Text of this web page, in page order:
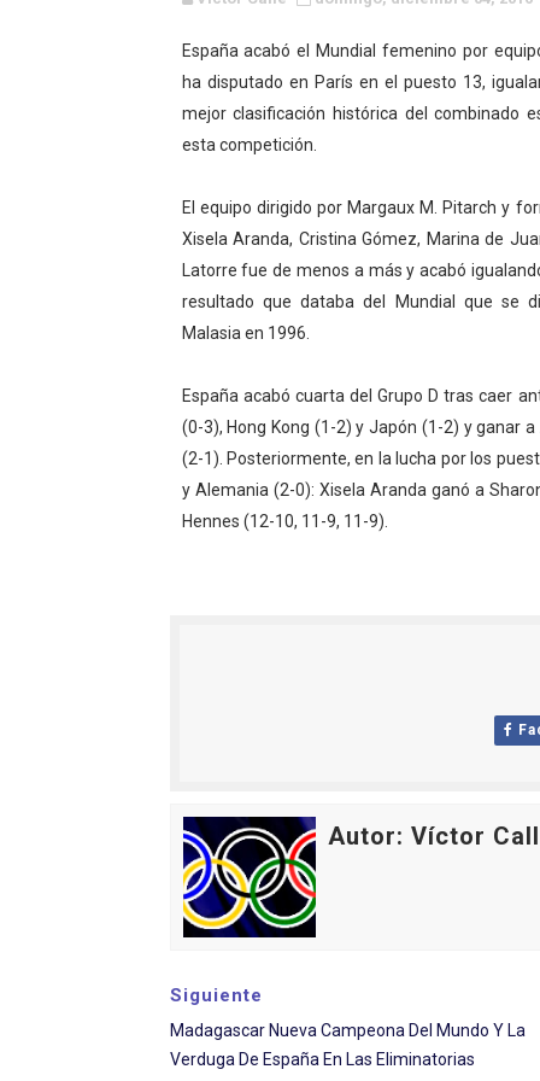
Canadian Football
EFA y AFLE 2026 -
Grandes éxitos por fin
Campeonato de Europa
Campeonato de Europa
Mundial de lacrosse
Máxima celebración en
Mundial de esgrima 2026
Raquel Rodriguez es la
Athletes Unlimited
Mundial de piragüismo
Tour de Francia
Mundial de Fórmula 1
Copa del Mundo
España acabó el Mundial femenino por
ha disputado en París en el puesto 13,
mejor clasificación histórica del combinado
esta competición.
El equipo dirigido por Margaux M. Pitarch y
Xisela Aranda, Cristina Gómez, Marina de
Latorre fue de menos a más y acabó
resultado que databa del Mundial que se
Malasia en 1996.
España acabó cuarta del Grupo D tras caer
(0-3), Hong Kong (1-2) y Japón (1-2) y ganar
(2-1). Posteriormente, en la lucha por los
y Alemania (2-0): Xisela Aranda ganó a
Hennes (12-10, 11-9, 11-9).
Autor: Víctor
Siguiente
Madagascar Nueva Campeona Del Mundo Y La
Verduga De España En Las Eliminatorias